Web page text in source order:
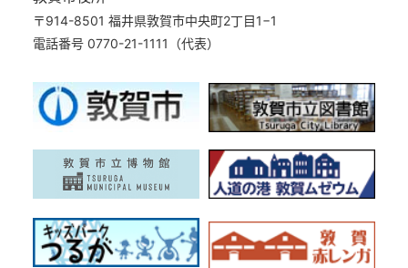
〒914-8501 福井県敦賀市中央町2丁目1−1
電話番号 0770-21-1111（代表）